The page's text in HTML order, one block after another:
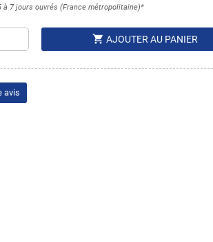
à 7 jours ouvrés (France métropolitaine)*
shopping_cart AJOUTER AU PANIER
avis